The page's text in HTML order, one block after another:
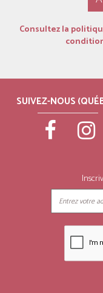
Consultez la
SUIVEZ-NOUS